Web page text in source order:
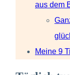
aus dem
Meine 9